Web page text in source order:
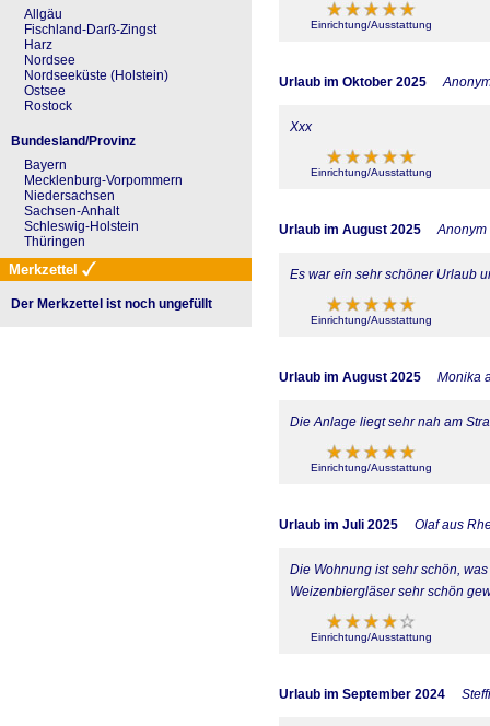
Einrichtung/Ausstattung
Urlaub im Oktober 2025
Xxx
Einrichtung/Ausstattung
Urlaub im August 2025 Anonym
Es war ein sehr schöner Urlaub
Einrichtung/Ausstattung
Urlaub im August 2025 Monika
Die Anlage liegt sehr nah am
Einrichtung/Ausstattung
Urlaub im Juli 2025 Olaf aus
Die Wohnung ist sehr schön,
Weizenbiergläser sehr schön
Einrichtung/Ausstattung
Urlaub im September 2024
Allgäu
Fischland-Darß-Zingst
Harz
Nordsee
Nordseeküste (Holstein)
Ostsee
Rostock
Bundesland/Provinz
Bayern
Mecklenburg-Vorpommern
Niedersachsen
Sachsen-Anhalt
Schleswig-Holstein
Thüringen
Merkzettel
Der Merkzettel ist noch ungefüllt